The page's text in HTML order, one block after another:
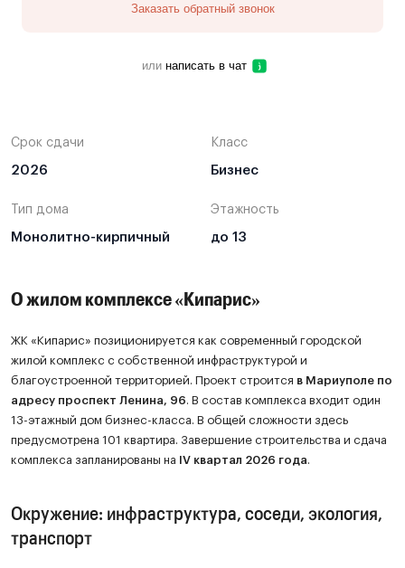
Заказать обратный звонок
или написать в чат
Срок сдачи
2026
Класс
Бизнес
Тип дома
Монолитно-кирпичный
Этажность
до 13
О жилом комплексе «Кипарис»
ЖК «Кипарис» позиционируется как современный городской
жилой комплекс с собственной инфраструктурой и
благоустроенной территорией. Проект строится в Мариуполе по
адресу проспект Ленина, 96 . В состав комплекса входит один
13-этажный дом бизнес-класса. В общей сложности здесь
предусмотрена 101 квартира. Завершение строительства и сдача
комплекса запланированы на IV квартал 2026 года
Окружение: инфраструктура, соседи, экология,
транспорт